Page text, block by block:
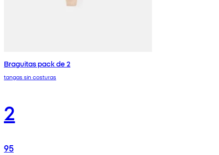
Braguitas pack de 2
tangas sin costuras
2
95